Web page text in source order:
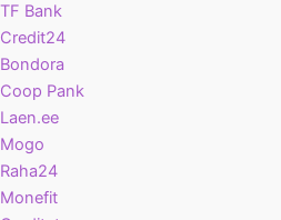
TF Bank
Credit24
Bondora
Coop Pank
Laen.ee
Mogo
Raha24
Monefit